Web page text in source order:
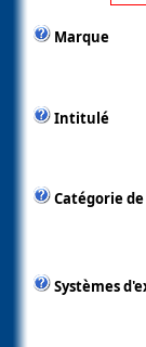
Marque
Intitulé
Catégorie
Systèmes